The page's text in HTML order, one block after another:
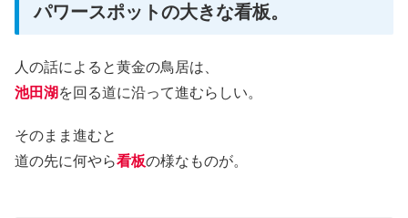
パワースポットの大きな看板。
人の話によると黄金の鳥居は、
池田湖 を回る道に沿って進むらしい。
そのまま進むと
道の先に何やら看板の様なものが。